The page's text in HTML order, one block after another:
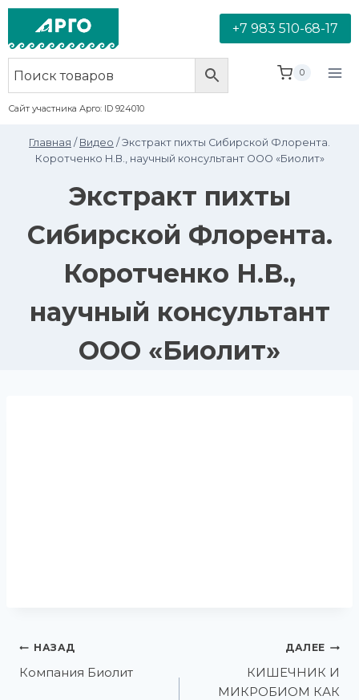
+7 983 510-68-17
Сайт участника Арго: ID 924010
0
Главная / Видео / Экстракт пихты Сибирской Флорента.
Коротченко Н.В., научный консультант ООО «Биолит»
Экстракт пихты
Сибирской Флорента.
Коротченко Н.В.,
научный консультант
ООО «Биолит»
НАЗАД
Компания Биолит
ДАЛЕЕ
КИШЕЧНИК И
МИКРОБИОМ КАК